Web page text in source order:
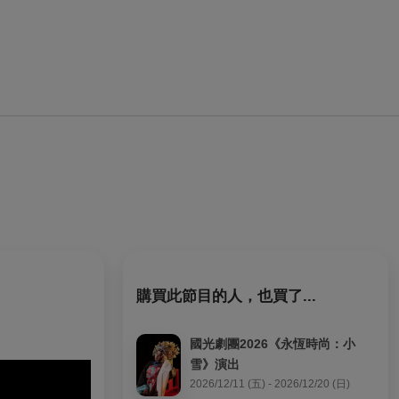
購買此節目的人，也買了...
國光劇團2026《永恆時尚：小
雪》演出
2026/12/11 (五) - 2026/12/20 (日)